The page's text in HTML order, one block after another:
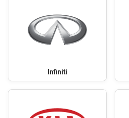
Infiniti